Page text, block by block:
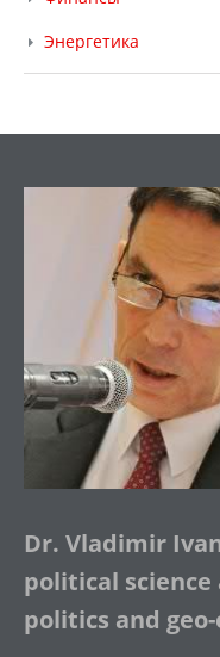
Энергетика
Dr. Vladimir
political
politics and